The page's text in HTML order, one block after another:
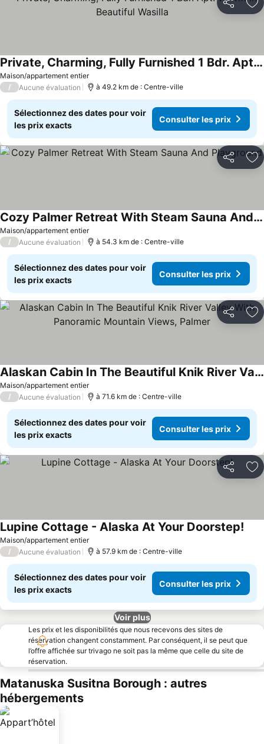
Partager
Maison/appartement entier
Private, Charming, Fully Furnished 1 Bdr. Apt. W/wifi In Beautiful Wasilla
/ Aucune évaluation à 49.2 km de : Centre-ville
Sélectionnez des dates pour voir
les prix exacts
Consulter les prix
Partager
Maison/appartement entier
Cozy Palmer Retreat With Steam Sauna And Playground
/ Aucune évaluation à 54.3 km de : Centre-ville
Sélectionnez des dates pour voir
les prix exacts
Consulter les prix
Partager
Maison/appartement entier
Alaskan Cabin In The Beautiful Knik River Valley With Panoramic Mountain Views, Palmer
/ Aucune évaluation à 71.6 km de : Centre-ville
Sélectionnez des dates pour voir
les prix exacts
Consulter les prix
Partager
Maison/appartement entier
Lupine Cottage - Alaska At Your Doorstep!
/ Aucune évaluation à 57.9 km de : Centre-ville
Sélectionnez des dates pour voir
les prix exacts
Consulter les prix
Voir plus
Les prix et les disponibilités que nous recevons des sites de
réservation changent constamment. Par conséquent, il se peut que
l’offre affichée sur trivago ne soit pas la même que celle du site de
réservation.
Matanuska Susitna Borough : autres
hébergements